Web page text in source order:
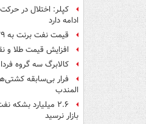
کپلر: اختلال در
ادامه دارد
قیمت نفت برنت به ۷۹ دلار رسید
افزایش قیمت طلا و
کالابرگ سه گروه
فرار بی‌سابقه
المندب
۲.۶ میلیارد بشکه
بازار نرسید